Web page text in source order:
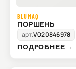
BLUMAQ
ПОРШЕНЬ
арт.VO20846978
ПОДРОБНЕЕ→